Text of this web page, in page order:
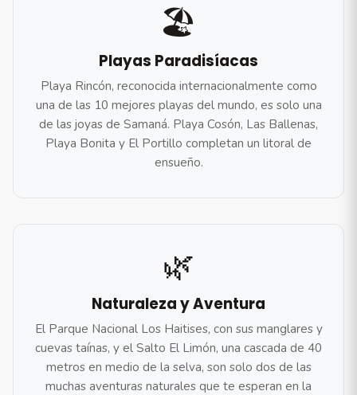
🏖️
Playas Paradisíacas
Playa Rincón, reconocida internacionalmente como
una de las 10 mejores playas del mundo, es solo una
de las joyas de Samaná. Playa Cosón, Las Ballenas,
Playa Bonita y El Portillo completan un litoral de
ensueño.
🌿
Naturaleza y Aventura
El Parque Nacional Los Haitises, con sus manglares y
cuevas taínas, y el Salto El Limón, una cascada de 40
metros en medio de la selva, son solo dos de las
muchas aventuras naturales que te esperan en la